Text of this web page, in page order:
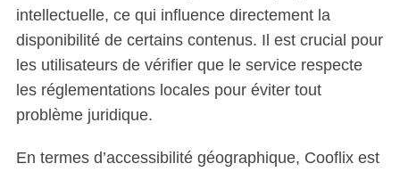
intellectuelle, ce qui influence directement la
disponibilité de certains contenus. Il est crucial pour
les utilisateurs de vérifier que le service respecte
les réglementations locales pour éviter tout
problème juridique.
En termes d’accessibilité géographique, Cooflix est